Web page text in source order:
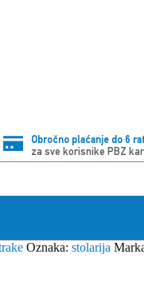
Obročno plaćanje do 6
za sve korisnike PBZ
Oznaka: stolarija